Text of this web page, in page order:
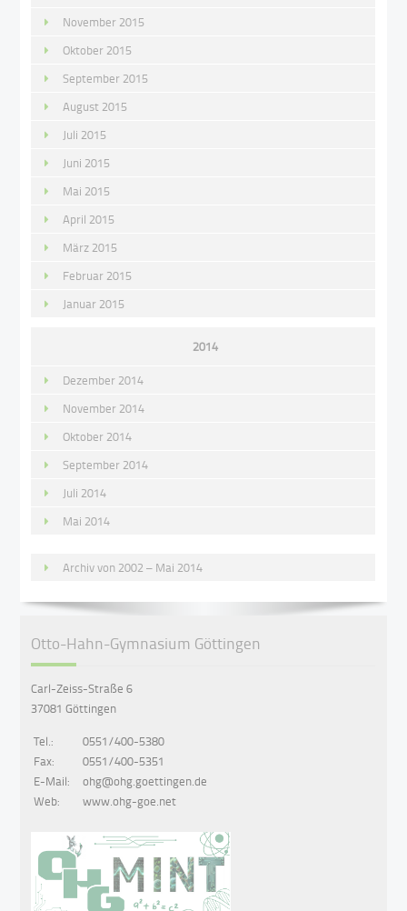
November 2015
Oktober 2015
September 2015
August 2015
Juli 2015
Juni 2015
Mai 2015
April 2015
März 2015
Februar 2015
Januar 2015
2014
Dezember 2014
November 2014
Oktober 2014
September 2014
Juli 2014
Mai 2014
Archiv von 2002 – Mai 2014
Otto-Hahn-Gymnasium Göttingen
Carl-Zeiss-Straße 6
37081 Göttingen
Tel.:
0551/400-5380
Fax:
0551/400-5351
E-Mail:
ohg@ohg.goettingen.de
Web:
www.ohg-goe.net